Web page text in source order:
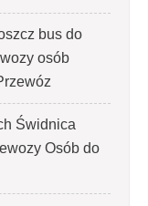
bus do
osób
Świdnica
Osób do